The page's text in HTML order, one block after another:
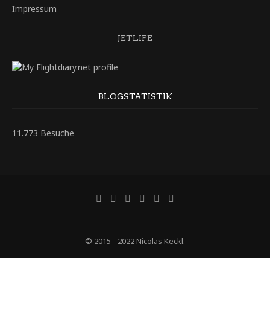
Impressum
JETLIFE
BLOGSTATISTIK
11.773 Besuche
© 2015 - 2022 Nicolas Keckl.